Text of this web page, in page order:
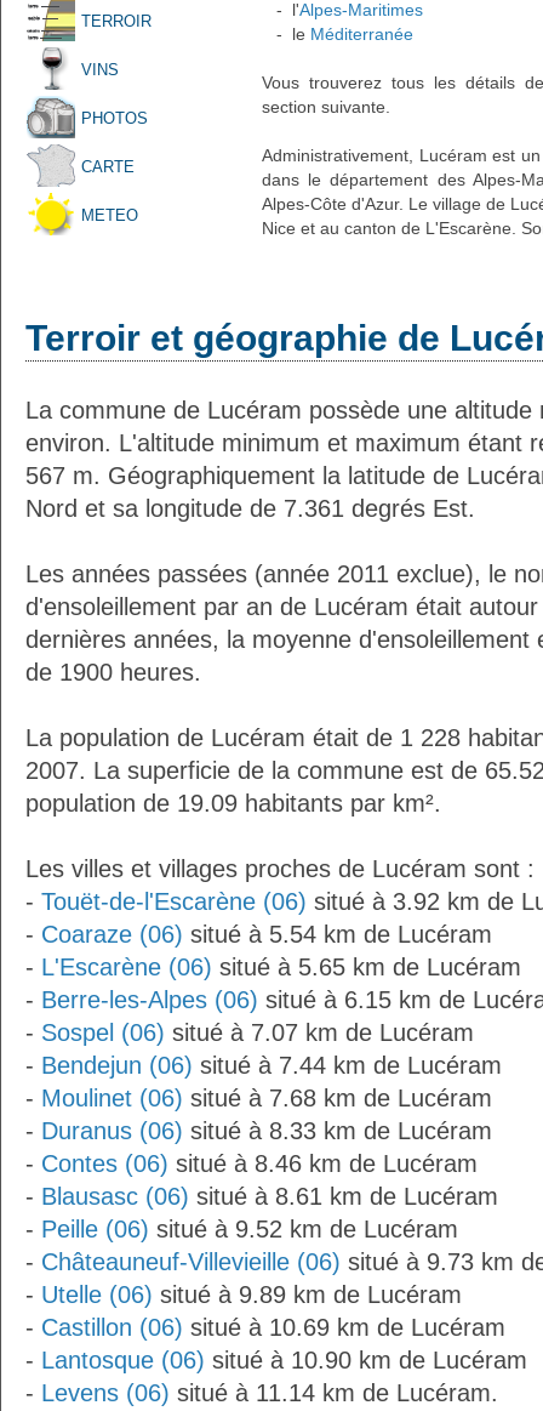
TERROIR
VINS
PHOTOS
CARTE
METEO
- l'Alpes-Maritimes
- le Méditerranée
Vous trouverez tous les détails
section suivante.
Administrativement, Lucéram est
dans le département des Alpes-
Alpes-Côte d'Azur. Le village de
Nice et au canton de L'Escarène.
Terroir et géographie de
La commune de Lucéram possède une
environ. L'altitude minimum et maximum étant
567 m. Géographiquement la latitude de
Nord et sa longitude de 7.361 degrés Est.
Les années passées (année 2011 exclue), le
d'ensoleillement par an de Lucéram était
dernières années, la moyenne d'ensoleillement
de 1900 heures.
La population de Lucéram était de 1 228
2007. La superficie de la commune est de
population de 19.09 habitants par km².
Les villes et villages proches de Lucéram sont :
- Touët-de-l'Escarène (06) situé à 3.92 km de
- Coaraze (06) situé à 5.54 km de Lucéram
- L'Escarène (06) situé à 5.65 km de Lucéram
- Berre-les-Alpes (06) situé à 6.15 km de
- Sospel (06) situé à 7.07 km de Lucéram
- Bendejun (06) situé à 7.44 km de Lucéram
- Moulinet (06) situé à 7.68 km de Lucéram
- Duranus (06) situé à 8.33 km de Lucéram
- Contes (06) situé à 8.46 km de Lucéram
- Blausasc (06) situé à 8.61 km de Lucéram
- Peille (06) situé à 9.52 km de Lucéram
- Châteauneuf-Villevieille (06) situé à 9.73 km
- Utelle (06) situé à 9.89 km de Lucéram
- Castillon (06) situé à 10.69 km de Lucéram
- Lantosque (06) situé à 10.90 km de Lucéram
- Levens (06) situé à 11.14 km de Lucéram.